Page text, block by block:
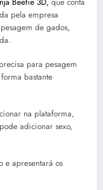
pela empresa
de gados,
para pesagem
bastante
na plataforma,
adicionar sexo,
e apresentará os